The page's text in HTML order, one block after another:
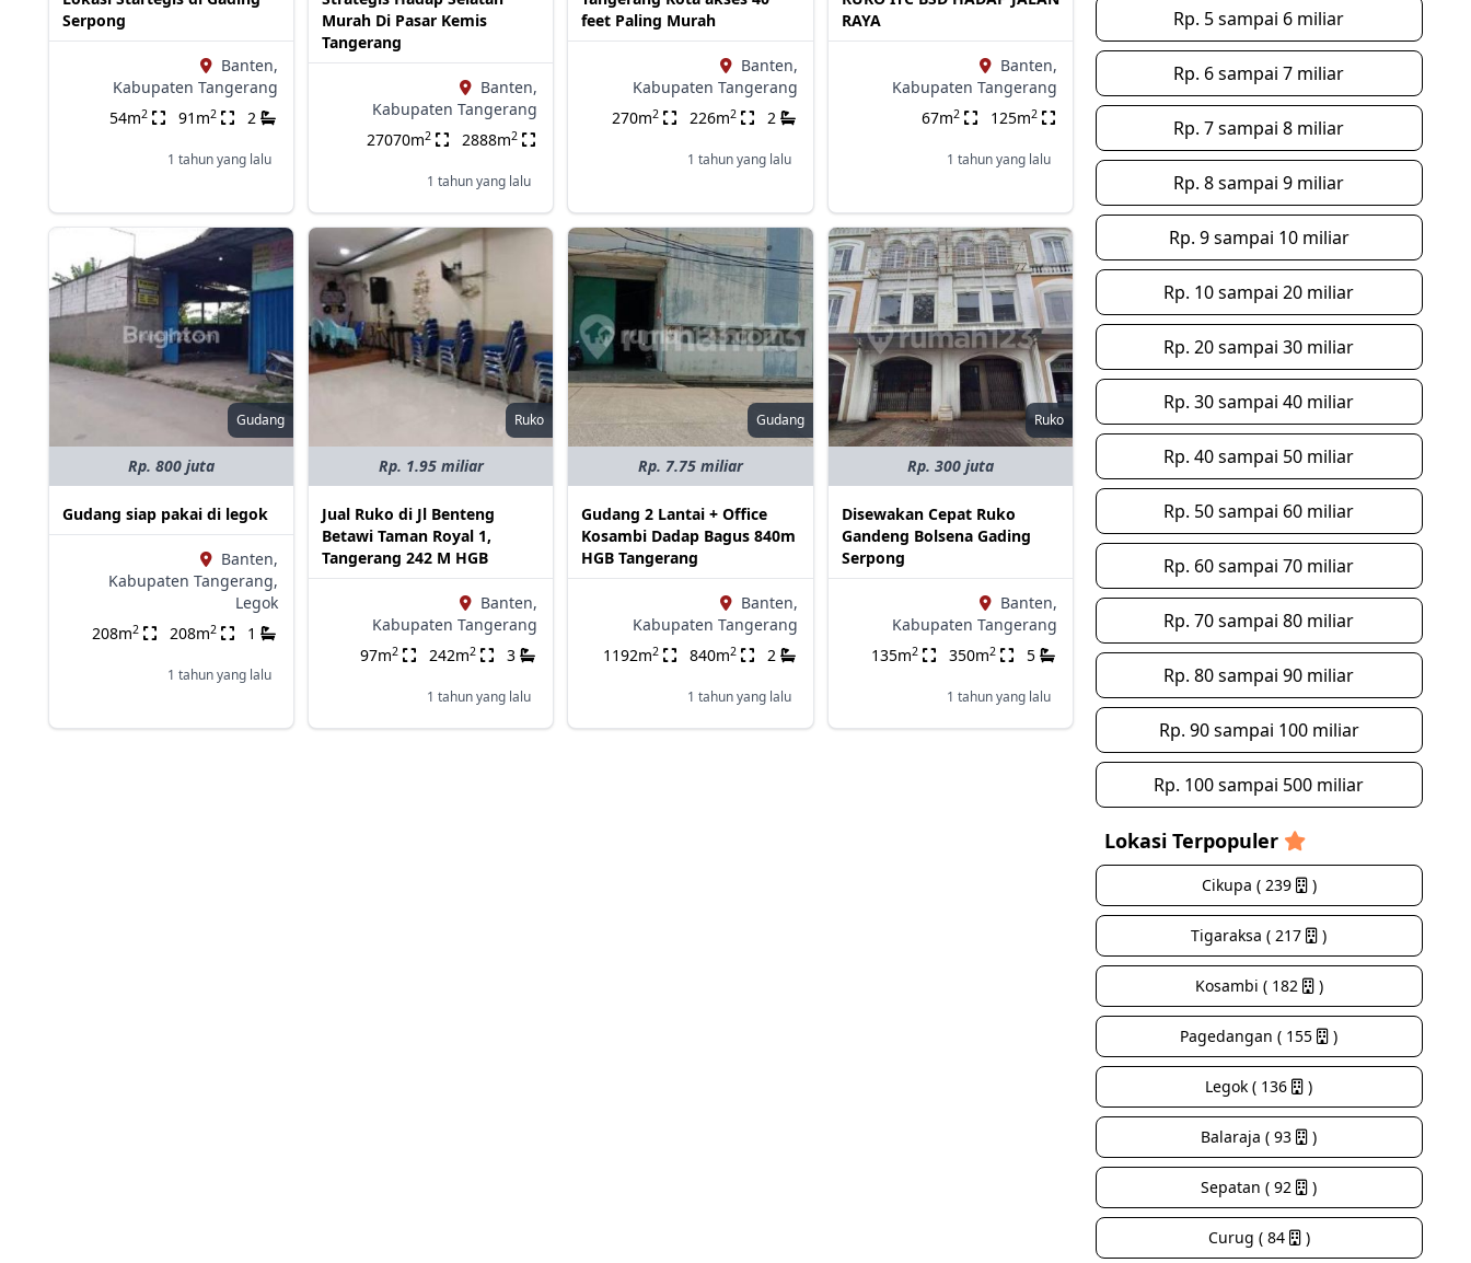
Serpong
Banten,
Kabupaten Tangerang
54m2 91m2 2
1 tahun yang lalu
Murah Di Pasar Kemis
Tangerang
Banten,
Kabupaten Tangerang
27070m2 2888m2
1 tahun yang lalu
feet Paling Murah
Banten,
Kabupaten Tangerang
270m2 226m2 2
1 tahun yang lalu
RAYA
Banten,
Kabupaten Tangerang
67m2 125m2
1 tahun yang lalu
Gudang
Rp. 800 juta
Gudang siap pakai di legok
Banten,
Kabupaten Tangerang,
Legok
208m2 208m2 1
1 tahun yang lalu
Ruko
Rp. 1.95 miliar
Jual Ruko di Jl Benteng
Betawi Taman Royal 1,
Tangerang 242 M HGB
Banten,
Kabupaten Tangerang
97m2 242m2 3
1 tahun yang lalu
Gudang
Rp. 7.75 miliar
Gudang 2 Lantai + Office
Kosambi Dadap Bagus 840m
HGB Tangerang
Banten,
Kabupaten Tangerang
1192m2 840m2 2
1 tahun yang lalu
Ruko
Rp. 300 juta
Disewakan Cepat Ruko
Gandeng Bolsena Gading
Serpong
Banten,
Kabupaten Tangerang
135m2 350m2 5
1 tahun yang lalu
Rp. 5 sampai 6 miliar
Rp. 6 sampai 7 miliar
Rp. 7 sampai 8 miliar
Rp. 8 sampai 9 miliar
Rp. 9 sampai 10 miliar
Rp. 10 sampai 20 miliar
Rp. 20 sampai 30 miliar
Rp. 30 sampai 40 miliar
Rp. 40 sampai 50 miliar
Rp. 50 sampai 60 miliar
Rp. 60 sampai 70 miliar
Rp. 70 sampai 80 miliar
Rp. 80 sampai 90 miliar
Rp. 90 sampai 100 miliar
Rp. 100 sampai 500 miliar
Lokasi Terpopuler
Cikupa ( 239 )
Tigaraksa ( 217 )
Kosambi ( 182 )
Pagedangan ( 155 )
Legok ( 136 )
Balaraja ( 93 )
Sepatan ( 92 )
Curug ( 84 )